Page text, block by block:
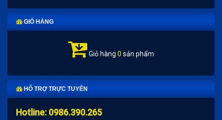
GIỎ HÀNG
Giỏ hàng 0 sản phẩm
HỖ TRỢ TRỰC TUYẾN
Hotline: 0986.390.265